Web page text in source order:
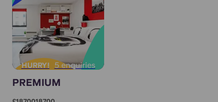
HURRY! 5 enquiries
PREMIUM